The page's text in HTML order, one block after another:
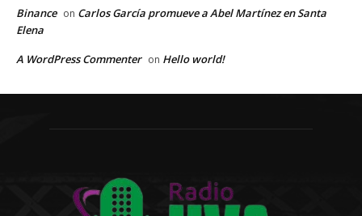
Binance on Carlos García promueve a Abel Martínez en Santa
Elena
A WordPress Commenter on Hello world!